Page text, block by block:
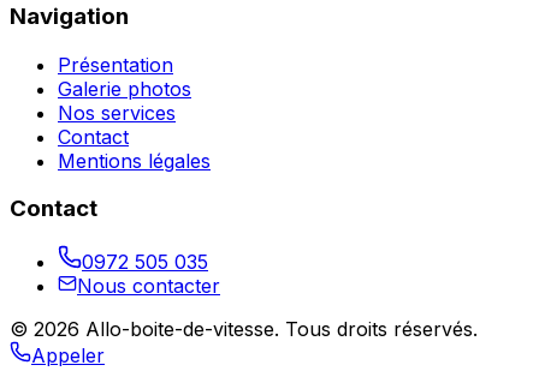
Navigation
Présentation
Galerie photos
Nos services
Contact
Mentions légales
Contact
0972 505 035
Nous contacter
© 2026 Allo-boite-de-vitesse. Tous droits réservés.
Appeler